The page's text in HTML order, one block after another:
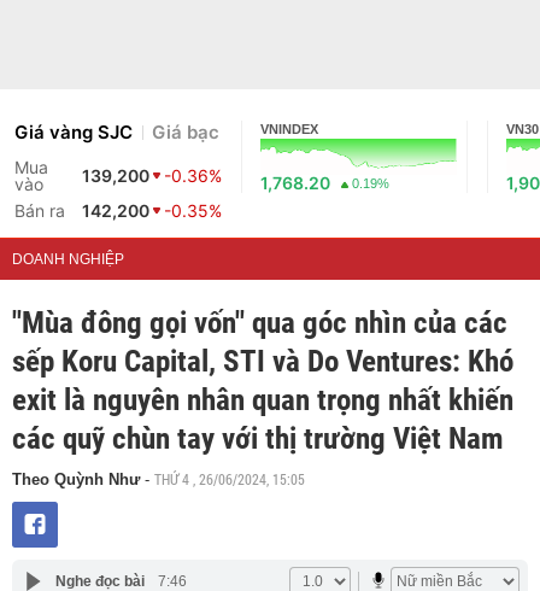
Giá vàng SJC Giá bạc
Mua
vào
139,200
-0.36%
Bán ra
142,200 -0.35%
VNINDEX
1,768.20 0.19%
VN30
DOANH NGHIỆP
"Mùa đông gọi vốn" qua góc nhìn của các
sếp Koru Capital, STI và Do Ventures: Khó
exit là nguyên nhân quan trọng nhất khiến
các quỹ chùn tay với thị trường Việt Nam
Theo Quỳnh Như- THỨ 4 , 26/06/2024, 15:05
Nghe đọc bài 7:46